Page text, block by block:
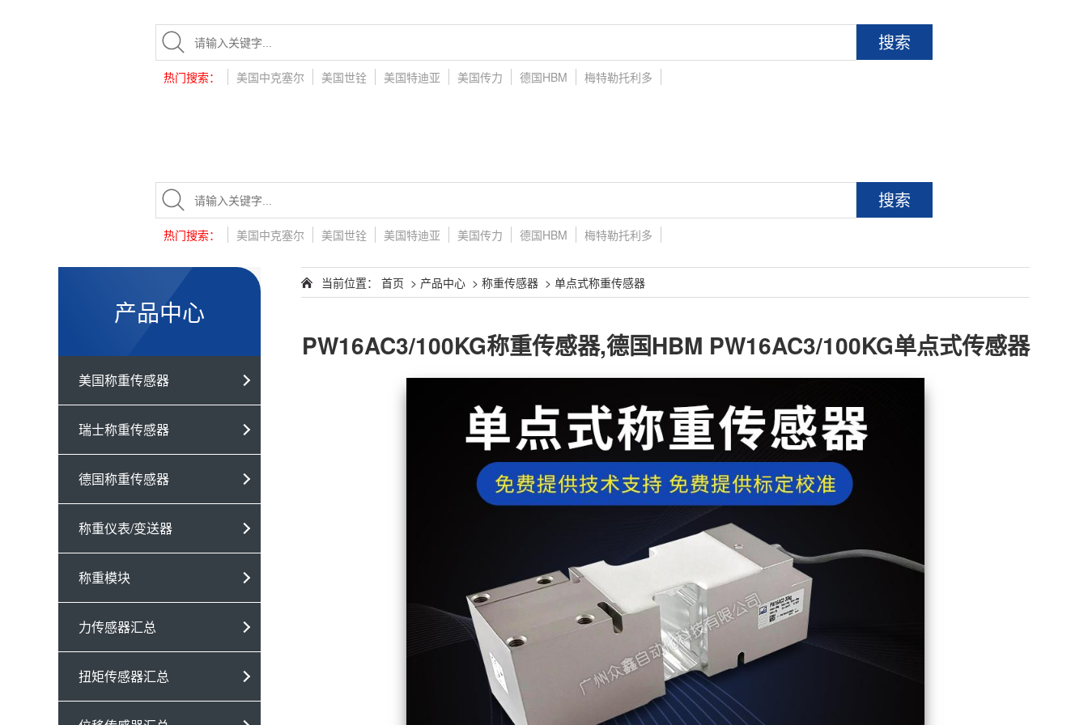
搜索
热门搜索： 美国中克塞尔 美国世铨 美国特迪亚 美国传力 德国HBM 梅特勒托利多
搜索
热门搜索： 美国中克塞尔 美国世铨 美国特迪亚 美国传力 德国HBM 梅特勒托利多
产品中心
美国称重传感器
瑞士称重传感器
德国称重传感器
称重仪表/变送器
称重模块
力传感器汇总
扭矩传感器汇总
当前位置： 首页 > 产品中心 > 称重传感器 > 单点式称重传感器
PW16AC3/100KG称重传感器,德国HBM PW16AC3/100KG单点式传感器